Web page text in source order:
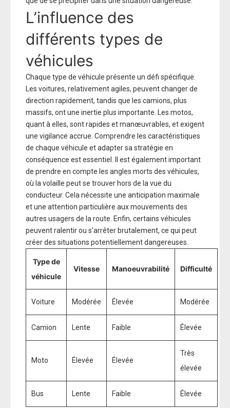
L’influence des
différents types de
véhicules
Chaque type de véhicule présente un défi spécifique.
Les voitures, relativement agiles, peuvent changer de
direction rapidement, tandis que les camions, plus
massifs, ont une inertie plus importante. Les motos,
quant à elles, sont rapides et manœuvrables, et exigent
une vigilance accrue. Comprendre les caractéristiques
de chaque véhicule et adapter sa stratégie en
conséquence est essentiel. Il est également important
de prendre en compte les angles morts des véhicules,
où la volaille peut se trouver hors de la vue du
conducteur. Cela nécessite une anticipation maximale
et une attention particulière aux mouvements des
autres usagers de la route. Enfin, certains véhicules
peuvent ralentir ou s’arrêter brutalement, ce qui peut
créer des situations potentiellement dangereuses.
Type de
véhicule
Vitesse Manoeuvrabilité Difficulté
Voiture Modérée Élevée Modérée
Camion Lente Faible Élevée
Moto Élevée Élevée
Très
élevée
Bus Lente Faible Élevée